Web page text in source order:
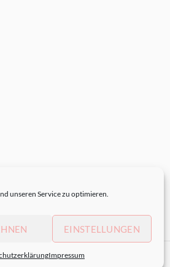
unseren Service zu optimieren.
EINSTELLUNGEN
Impressum